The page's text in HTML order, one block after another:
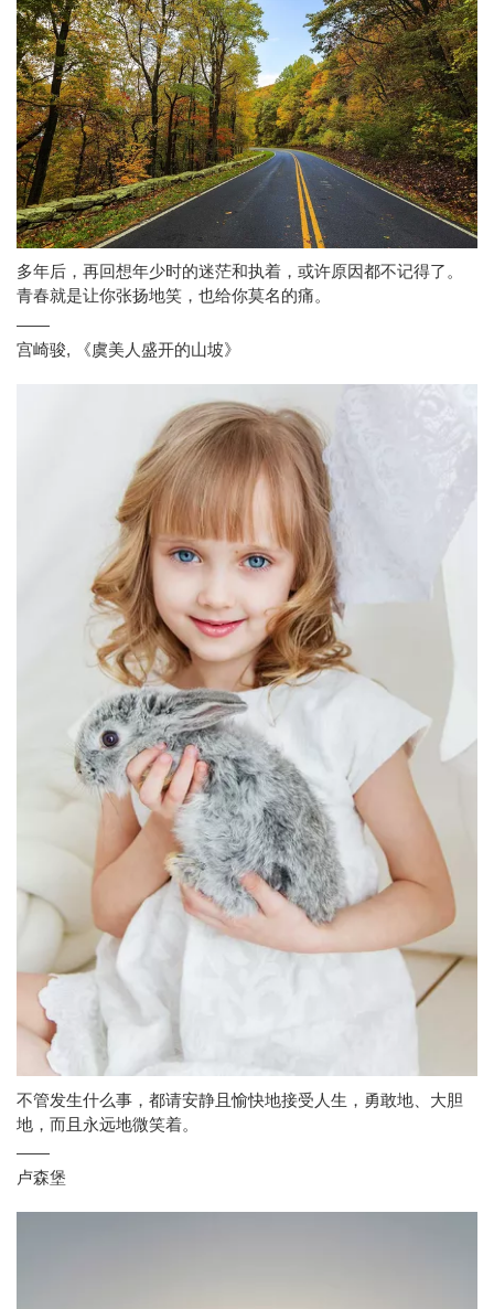
多年后，再回想年少时的迷茫和执着，或许原因都不记得了。
青春就是让你张扬地笑，也给你莫名的痛。
——
宫崎骏, 《虞美人盛开的山坡》
不管发生什么事，都请安静且愉快地接受人生，勇敢地、大胆
地，而且永远地微笑着。
——
卢森堡